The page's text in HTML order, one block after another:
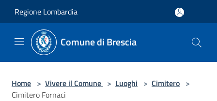
Regione Lombardia
Comune di Brescia
Home > Vivere il Comune > Luoghi > Cimitero >
Cimitero Fornaci